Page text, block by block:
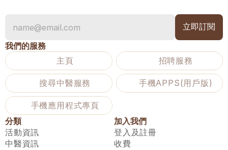
我們的服務
主頁
招聘服務
搜尋中醫服務 手機APPS(用戶版)
手機應用程式專頁
分類
活動資訊
中醫資訊
加入我們
登入及註冊
收費